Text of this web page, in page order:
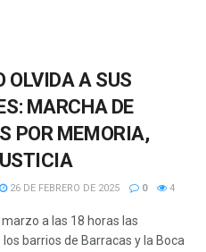
OLVIDA A SUS
MARCHA DE
POR MEMORIA,
26 DE FEBRERO DE 2025 0 4
a las 18 horas las
barrios de Barracas y la Boca